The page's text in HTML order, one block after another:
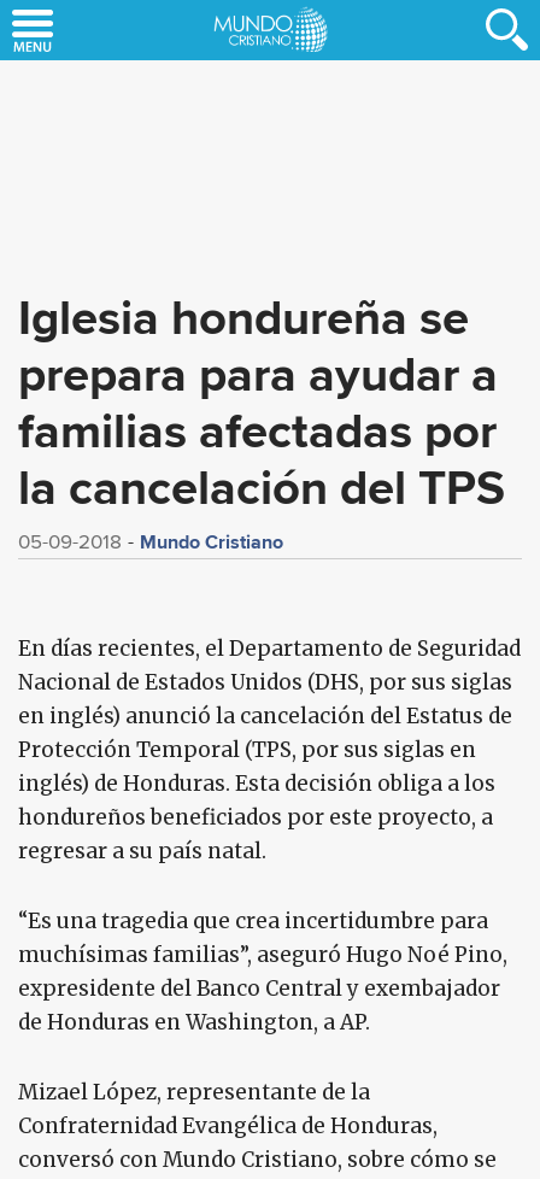
to
Iglesia hondureña se
prepara para ayudar a
familias afectadas por
la cancelación del TPS
05-09-2018 Mundo Cristiano
En días recientes, el Departamento de Seguridad
Nacional de Estados Unidos (DHS, por sus siglas
en inglés) anunció la cancelación del Estatus de
Protección Temporal (TPS, por sus siglas en
inglés) de Honduras. Esta decisión obliga a los
hondureños beneficiados por este proyecto, a
regresar a su país natal.
“Es una tragedia que crea incertidumbre para
muchísimas familias”, aseguró Hugo Noé Pino,
expresidente del Banco Central y exembajador
de Honduras en Washington, a AP.
Mizael López, representante de la
Confraternidad Evangélica de Honduras,
conversó con Mundo Cristiano, sobre cómo se